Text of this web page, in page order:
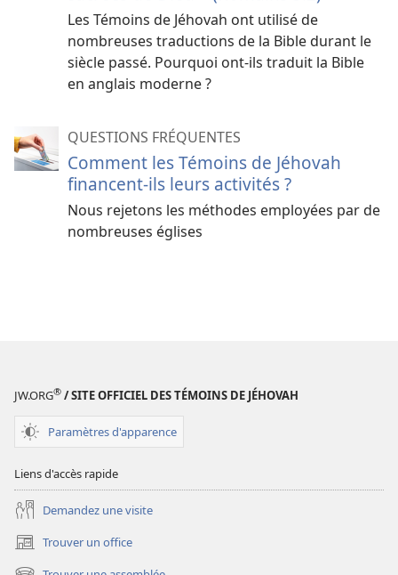
Les Témoins de Jéhovah ont utilisé de
nombreuses traductions de la Bible durant le
siècle passé. Pourquoi ont-ils traduit la Bible
en anglais moderne ?
QUESTIONS FRÉQUENTES
Comment les Témoins de Jéhovah
financent-ils leurs activités ?
Nous rejetons les méthodes employées par de
nombreuses églises
JW.ORG® / SITE OFFICIEL DES TÉMOINS DE JÉHOVAH
Paramètres d'apparence
Liens d'accès rapide
Demandez une visite
Trouver un office
(ouvre
une